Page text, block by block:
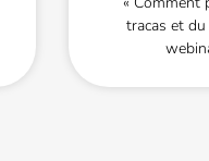
tracas et